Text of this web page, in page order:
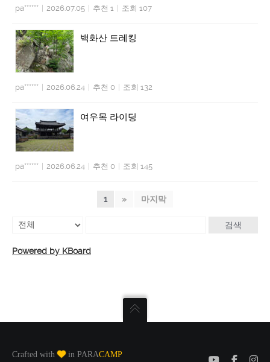
pa****** 2026.07.05 추천 1 조회 107
백화산 트레킹
pa****** 2026.06.24 추천 0 조회 132
여우목 라이딩
pa****** 2026.06.24 추천 0 조회 145
1 » 마지막
검색
Powered by KBoard
Crafted with in PARACAMP